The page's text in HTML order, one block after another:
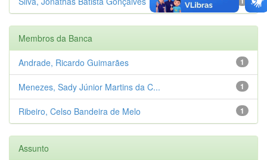
Membros da Banca
1
Andrade, Ricardo Guimarães
1
Menezes, Sady Júnior Martins da C...
1
Ribeiro, Celso Bandeira de Melo
Assunto